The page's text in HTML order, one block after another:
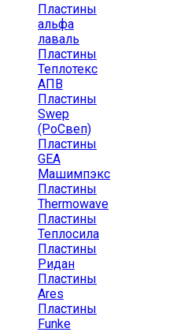
Пластины
альфа
лаваль
Пластины
Теплотекс
АПВ
Пластины
Swep
(РоСвеп)
Пластины
GEA
Машимпэкс
Пластины
Thermowave
Пластины
Теплосила
Пластины
Ридан
Пластины
Ares
Пластины
Funke